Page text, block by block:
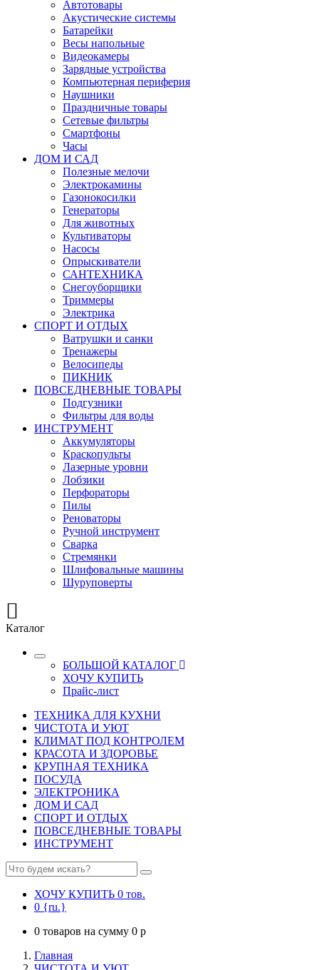
Автотовары
Акустические системы
Батарейки
Весы напольные
Видеокамеры
Зарядные устройства
Компьютерная периферия
Наушники
Праздничные товары
Сетевые фильтры
Смартфоны
Часы
ДОМ И САД
Полезные мелочи
Электрокамины
Газонокосилки
Генераторы
Для животных
Культиваторы
Насосы
Опрыскиватели
САНТЕХНИКА
Снегоуборщики
Триммеры
Электрика
СПОРТ И ОТДЫХ
Ватрушки и санки
Тренажеры
Велосипеды
ПИКНИК
ПОВСЕДНЕВНЫЕ ТОВАРЫ
Подгузники
Фильтры для воды
ИНСТРУМЕНТ
Аккумуляторы
Краскопульты
Лазерные уровни
Лобзики
Перфораторы
Пилы
Реноваторы
Ручной инструмент
Сварка
Стремянки
Шлифовальные машины
Шуруповерты
Каталог
БОЛЬШОЙ КАТАЛОГ
ХОЧУ КУПИТЬ
Прайс-лист
ТЕХНИКА ДЛЯ КУХНИ
ЧИСТОТА И УЮТ
КЛИМАТ ПОД КОНТРОЛЕМ
КРАСОТА И ЗДОРОВЬЕ
КРУПНАЯ ТЕХНИКА
ПОСУДА
ЭЛЕКТРОНИКА
ДОМ И САД
СПОРТ И ОТДЫХ
ПОВСЕДНЕВНЫЕ ТОВАРЫ
ИНСТРУМЕНТ
ХОЧУ КУПИТЬ 0 тов.
0 {ru.}
0 товаров на сумму 0 p
Главная